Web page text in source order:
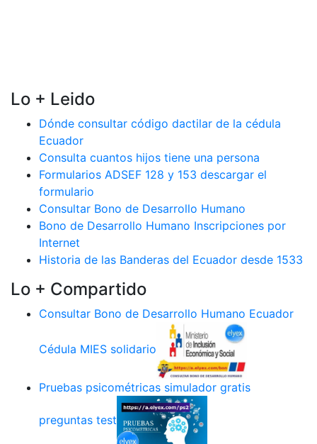
Lo + Leido
Dónde consultar código dactilar de la cédula
Ecuador
Consulta cuantos hijos tiene una persona
Formularios ADSEF 128 y 153 descargar el
formulario
Consultar Bono de Desarrollo Humano
Bono de Desarrollo Humano Inscripciones por
Internet
Historia de las Banderas del Ecuador desde 1533
Lo + Compartido
Consultar Bono de Desarrollo Humano Ecuador
Cédula MIES solidario
Pruebas psicométricas simulador gratis
preguntas test